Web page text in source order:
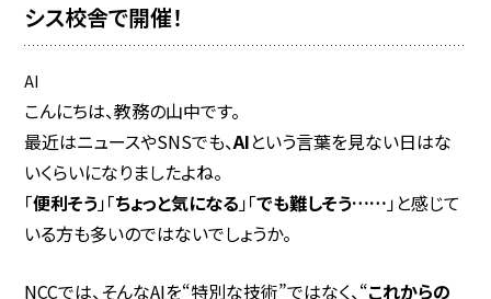
シス校舎で開催！
AI
こんにちは、教務の山中です。
最近はニュースやSNSでも、AIという言葉を見ない日はな
いくらいになりましたよね。
「便利そう」「ちょっと気になる」「でも難しそう……」と感じて
いる方も多いのではないでしょうか。
NCCでは、そんなAIを“特別な技術”ではなく、“これからの